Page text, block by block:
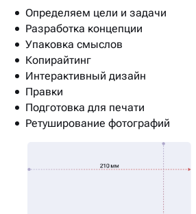
Определяем цели и задачи
Разработка концепции
Упаковка смыслов
Копирайтинг
Интерактивный дизайн
Правки
Подготовка для печати
Ретуширование фотографий